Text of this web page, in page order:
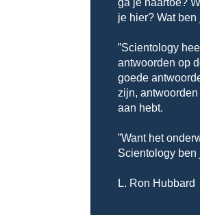
je hier? Wat ben
”Scientology
antwoorden op
goede
zijn,
aan hebt.
”Want het
Scientology ben
L. Ron Hubbard